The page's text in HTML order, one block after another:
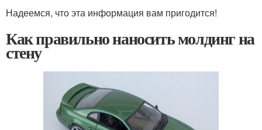
Надеемся, что эта информация вам пригодится!
Как правильно наносить молдинг на
стену